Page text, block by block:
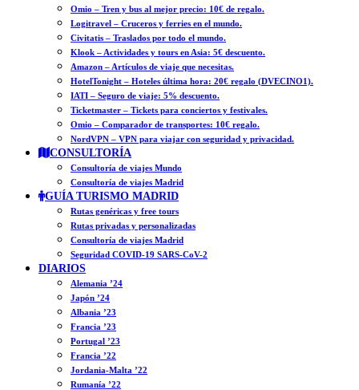
Omio – Tren y bus al mejor precio: 10€ de regalo.
Logitravel – Cruceros y ferries en el mundo.
Civitatis – Traslados por todo el mundo.
Klook – Actividades y tours en Asia: 5€ descuento.
Amazon – Artículos de viaje que necesitas.
HotelTonight – Hoteles última hora: 20€ regalo (DVECINO1).
IATI – Seguro de viaje: 5% descuento.
Ticketmaster – Tickets para conciertos y festivales.
Omio – Comparador de transportes: 10€ regalo.
NordVPN – VPN para viajar con seguridad y privacidad.
CONSULTORÍA
Consultoría de viajes Mundo
Consultoría de viajes Madrid
GUÍA TURISMO MADRID
Rutas genéricas y free tours
Rutas privadas y personalizadas
Consultoría de viajes Madrid
Seguridad COVID-19 SARS-CoV-2
DIARIOS
Alemania ’24
Japón ’24
Albania ’23
Francia ’23
Portugal ’23
Francia ’22
Jordania-Malta ’22
Rumanía ’22